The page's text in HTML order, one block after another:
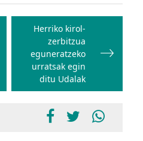
Herriko kirol-
zerbitzua
eguneratzeko
urratsak egin
ditu Udalak